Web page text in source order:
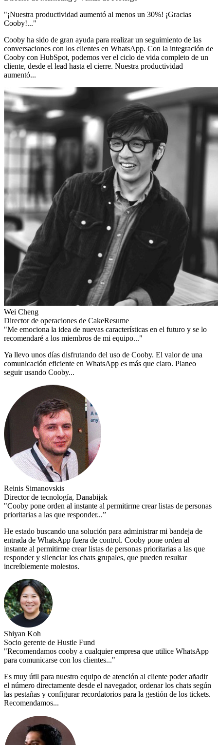
"¡Nuestra productividad aumentó al menos un 30%! ¡Gracias
Cooby!..."
Cooby ha sido de gran ayuda para realizar un seguimiento de las
conversaciones con los clientes en WhatsApp. Con la integración de
Cooby con HubSpot, podemos ver el ciclo de vida completo de un
cliente, desde el lead hasta el cierre. Nuestra productividad
aumentó...
Wei Cheng
Director de operaciones de CakeResume
"Me emociona la idea de nuevas características en el futuro y se lo
recomendaré a los miembros de mi equipo..."
Ya llevo unos días disfrutando del uso de Cooby. El valor de una
comunicación eficiente en WhatsApp es más que claro. Planeo
seguir usando Cooby...
Reinis Simanovskis
Director de tecnología, Danabijak
"Cooby pone orden al instante al permitirme crear listas de personas
prioritarias a las que responder...”
He estado buscando una solución para administrar mi bandeja de
entrada de WhatsApp fuera de control. Cooby pone orden al
instante al permitirme crear listas de personas prioritarias a las que
responder y silenciar los chats grupales, que pueden resultar
increíblemente molestos.
Shiyan Koh
Socio gerente de Hustle Fund
"Recomendamos cooby a cualquier empresa que utilice WhatsApp
para comunicarse con los clientes..."
Es muy útil para nuestro equipo de atención al cliente poder añadir
el número directamente desde el navegador, ordenar los chats según
las pestañas y configurar recordatorios para la gestión de los tickets.
Recomendamos...